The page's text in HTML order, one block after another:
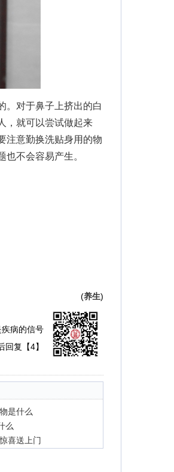
对于鼻子上挤出的白
，就可以尝试做起来
注意勤换洗贴身用的物
不会容易产生。
(养生)
病的信号
复【4】
是什么
么
喜送上门